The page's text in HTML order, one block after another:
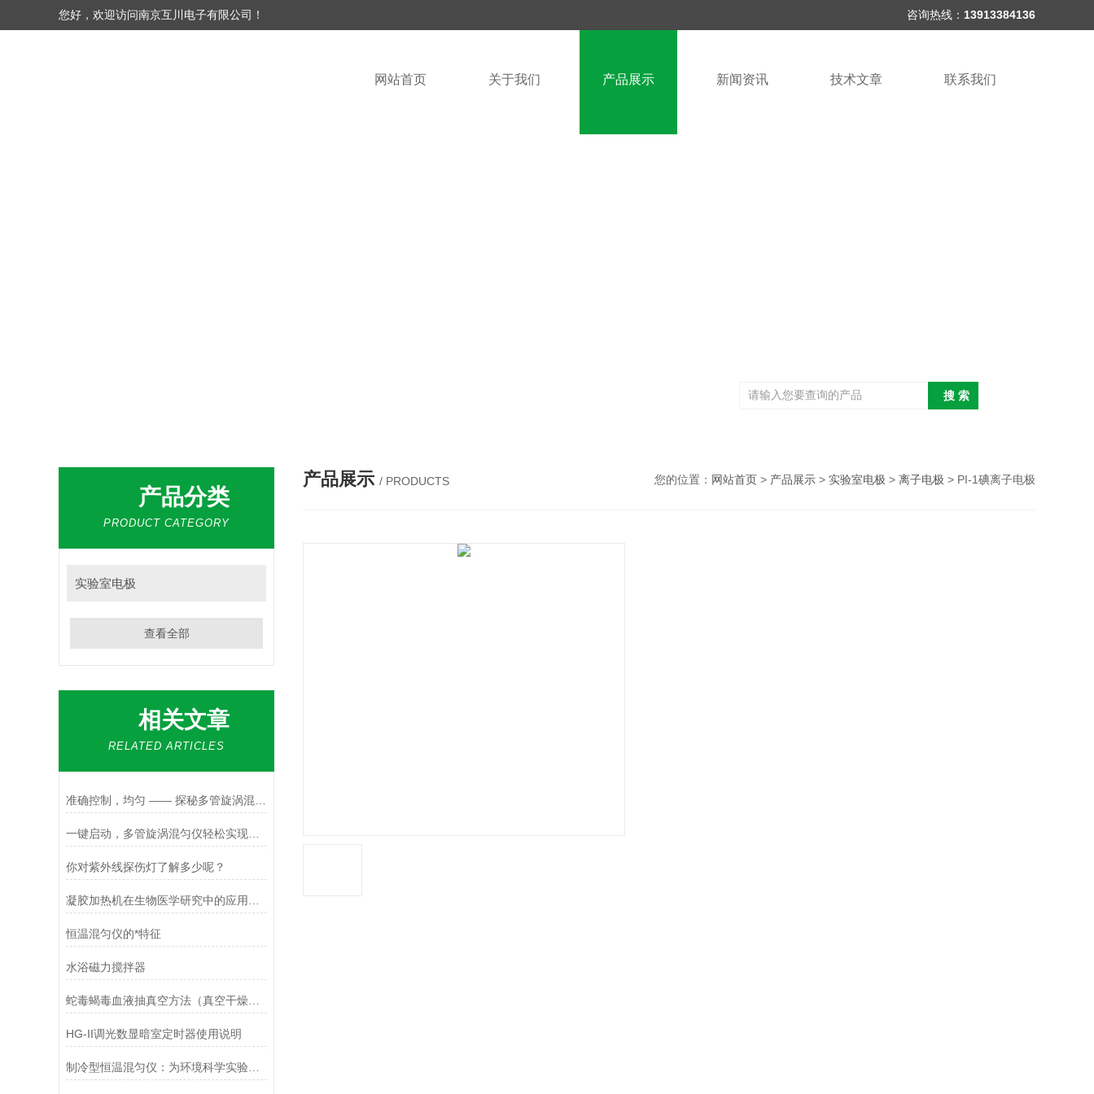
您好，欢迎访问南京互川电子有限公司！ 咨询热线： 13913384136
网站首页 关于我们 产品展示 新闻资讯 技术文章 联系我们
产品分类
PRODUCT CATEGORY
实验室电极
查看全部
相关文章
RELATED ARTICLES
一键启动，多管旋涡混匀仪轻松实现样品均匀混合
你对紫外线探伤灯了解多少呢？
恒温混匀仪的*特征
水浴磁力搅拌器
HG-II调光数显暗室定时器使用说明
制冷型恒温混匀仪：为环境科学实验提供稳定可靠的混合与温度控制
产品展示 / PRODUCTS 您的位置： 网站首页 > 产品展示 > 实验室电极 > 离子电极 > PI-1碘离子电极